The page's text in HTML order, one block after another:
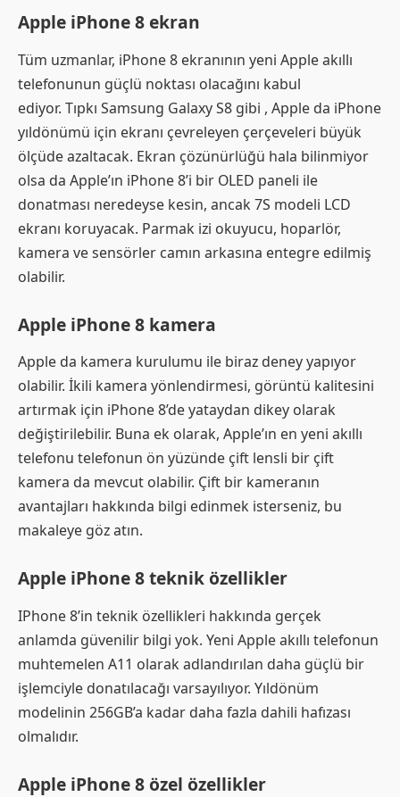
Apple iPhone 8 ekran
Tüm uzmanlar, iPhone 8 ekranının yeni Apple akıllı
telefonunun güçlü noktası olacağını kabul
ediyor. Tıpkı Samsung Galaxy S8 gibi , Apple da iPhone
yıldönümü için ekranı çevreleyen çerçeveleri büyük
ölçüde azaltacak. Ekran çözünürlüğü hala bilinmiyor
olsa da Apple’ın iPhone 8’i bir OLED paneli ile
donatması neredeyse kesin, ancak 7S modeli LCD
ekranı koruyacak. Parmak izi okuyucu, hoparlör,
kamera ve sensörler camın arkasına entegre edilmiş
olabilir.
Apple iPhone 8 kamera
Apple da kamera kurulumu ile biraz deney yapıyor
olabilir. İkili kamera yönlendirmesi, görüntü kalitesini
artırmak için iPhone 8’de yataydan dikey olarak
değiştirilebilir. Buna ek olarak, Apple’ın en yeni akıllı
telefonu telefonun ön yüzünde çift lensli bir çift
kamera da mevcut olabilir. Çift bir kameranın
avantajları hakkında bilgi edinmek isterseniz, bu
makaleye göz atın.
Apple iPhone 8 teknik özellikler
IPhone 8’in teknik özellikleri hakkında gerçek
anlamda güvenilir bilgi yok. Yeni Apple akıllı telefonun
muhtemelen A11 olarak adlandırılan daha güçlü bir
işlemciyle donatılacağı varsayılıyor. Yıldönüm
modelinin 256GB’a kadar daha fazla dahili hafızası
olmalıdır.
Apple iPhone 8 özel özellikler